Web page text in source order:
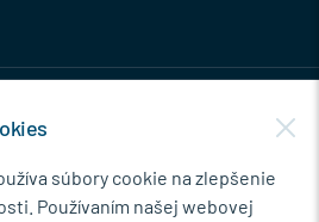
súbory cookie na zlepšenie
Používaním našej webovej